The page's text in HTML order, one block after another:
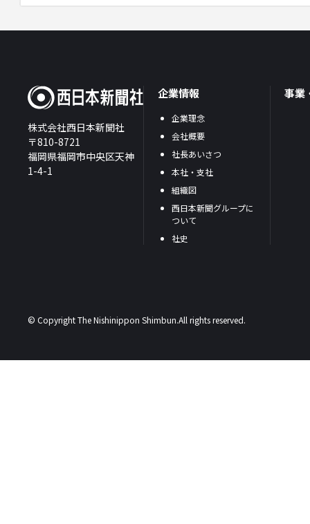
株式会社西日本新聞社
〒810-8721
福岡県福岡市中央区天神
1-4-1
企業情報
企業理念
会社概要
社長あいさつ
本社・支社
組織図
西日本新聞グループに
ついて
社史
事業
© Copyright The Nishinippon Shimbun.All rights reserved.